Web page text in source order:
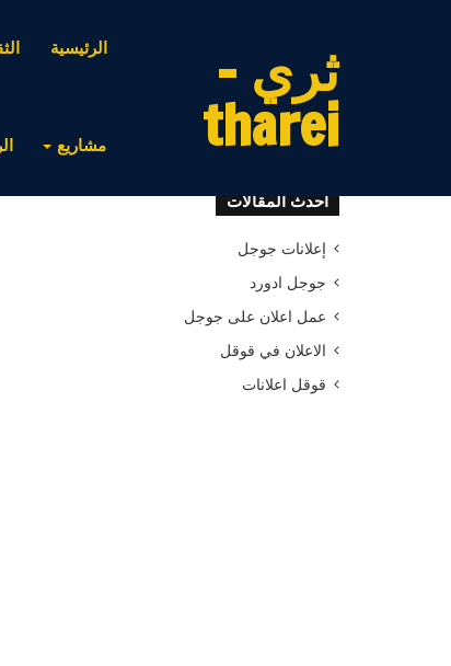
ثري -
tharei
الرئيسية
مشاريع
أحدث المقالات
إعلانات جوجل
جوجل ادورد
عمل اعلان على جوجل
الاعلان في قوقل
قوقل اعلانات